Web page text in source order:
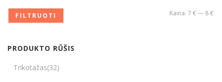
FILTRUOTI Kaina: 7 €— 8 €
PRODUKTO RŪŠIS
Trikotažas(32)